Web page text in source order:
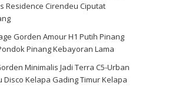
Residence Cirendeu Ciputat
Gorden Amour H1 Putih Pinang
Pinang Kebayoran Lama
Minimalis Jadi Terra C5-Urban
Disco Kelapa Gading Timur Kelapa